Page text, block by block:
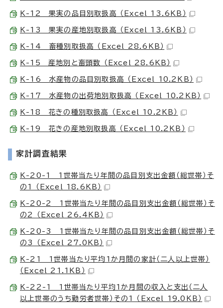
K-12 果実の品目別取扱高 （Excel 13.6KB）
K-13 果実の産地別取扱高 （Excel 13.6KB）
K-14 畜種別取扱高 （Excel 28.6KB）
K-15 産地別と畜頭数 （Excel 28.6KB）
K-16 水産物の品目別取扱高 （Excel 10.2KB）
K-17 水産物の出荷地別取扱高 （Excel 10.2KB）
K-18 花きの種別取扱高 （Excel 10.2KB）
K-19 花きの産地別取扱高 （Excel 10.2KB）
家計調査結果
K-20-1 1世帯当たり年間の品目別支出金額（総世帯）そ
の1 （Excel 18.6KB）
K-20-2 1世帯当たり年間の品目別支出金額（総世帯）そ
の2 （Excel 26.4KB）
K-20-3 1世帯当たり年間の品目別支出金額（総世帯）そ
の3 （Excel 27.0KB）
K-21 1世帯当たり平均1か月間の家計（二人以上世帯）
（Excel 21.1KB）
K-22-1 1世帯当たり平均1か月間の収入と支出（二人
以上世帯のうち勤労者世帯）その1 （Excel 19.0KB）